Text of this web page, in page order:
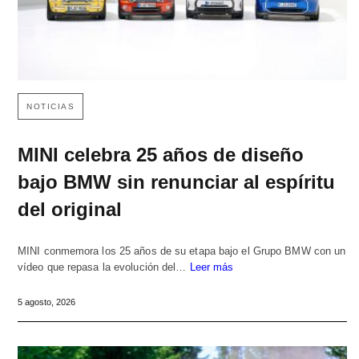
NOTICIAS
MINI celebra 25 años de diseño
bajo BMW sin renunciar al espíritu
del original
MINI conmemora los 25 años de su etapa bajo el Grupo BMW con un
vídeo que repasa la evolución del…
Leer más
5 agosto, 2026